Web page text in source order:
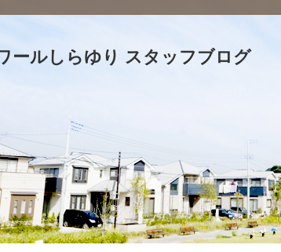
ールしらゆり スタッフブログ